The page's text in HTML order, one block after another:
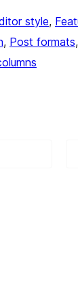
style,
, Post formats,